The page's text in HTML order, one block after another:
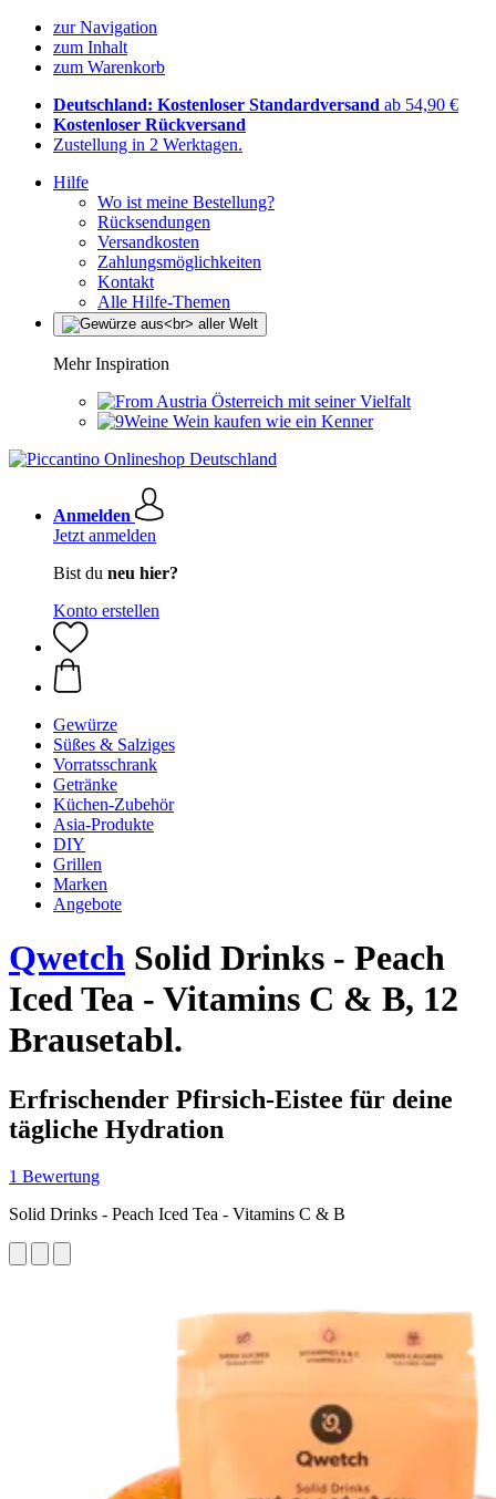
zur Navigation
zum Inhalt
zum Warenkorb
Deutschland: Kostenloser Standardversand ab 54,90 €
Kostenloser Rückversand
Zustellung in 2 Werktagen.
Hilfe
Wo ist meine Bestellung?
Rücksendungen
Versandkosten
Zahlungsmöglichkeiten
Kontakt
Alle Hilfe-Themen
Mehr Inspiration
Österreich mit seiner Vielfalt
Wein kaufen wie ein Kenner
Anmelden
Jetzt anmelden
Bist du neu hier?
Konto erstellen
Gewürze
Süßes & Salziges
Vorratsschrank
Getränke
Küchen-Zubehör
Asia-Produkte
DIY
Grillen
Marken
Angebote
Qwetch Solid Drinks - Peach
Iced Tea - Vitamins C & B, 12
Brausetabl.
Erfrischender Pfirsich-Eistee für deine
tägliche Hydration
1 Bewertung
Solid Drinks - Peach Iced Tea - Vitamins C & B